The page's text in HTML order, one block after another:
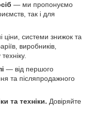
— ми пропонуємо
так і для
ціни, системи знижок та
виробників,
— від першого
та післяпродажного
та техніки. Довіряйте